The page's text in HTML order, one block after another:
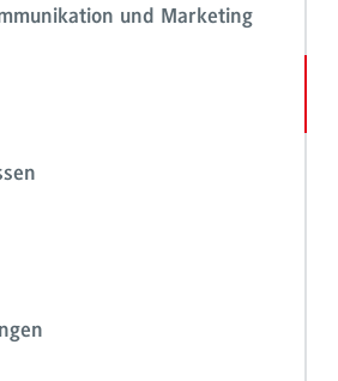
und Marketing